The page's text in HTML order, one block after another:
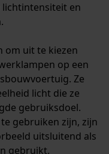
lichtintensiteit en
om uit te kiezen
op een
Ze
licht die ze
gebruiksdoel.
gebruiken zijn, zijn
uitsluitend als
gebruikt.